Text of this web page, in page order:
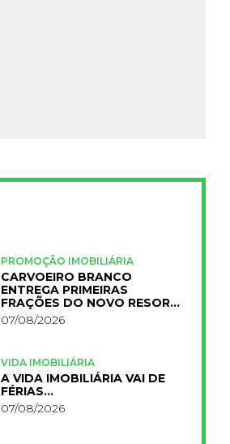
PROMOÇÃO IMOBILIÁRIA
CARVOEIRO BRANCO
ENTREGA PRIMEIRAS
FRAÇÕES DO NOVO RESORT
PRIMELIFE
07/08/2026
VIDA IMOBILIÁRIA
A VIDA IMOBILIÁRIA VAI DE
FÉRIAS…
07/08/2026